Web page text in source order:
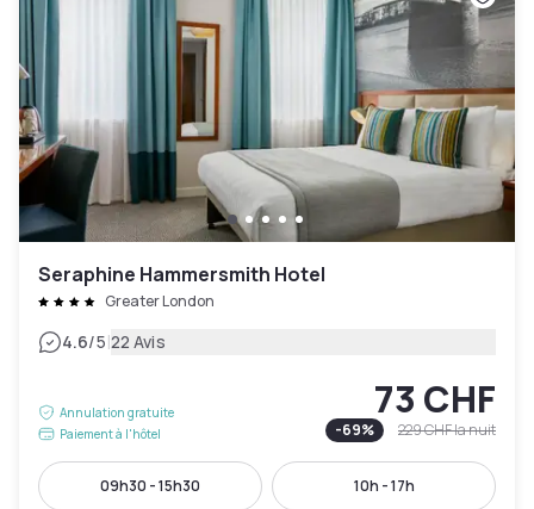
Seraphine Hammersmith Hotel
Greater London
4.6/5|22 Avis
Annulation gratuite
Paiement à l'hôtel
73 CHF
-69% 229 CHFla nuit
09h30 - 15h30 10h - 17h